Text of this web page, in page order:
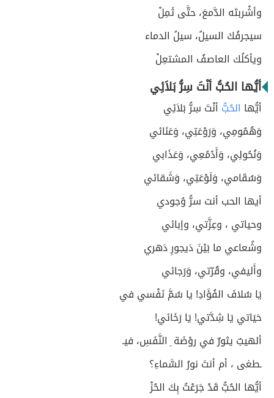
وأشْربتَه الدَّمعَ، حتَّى ثَمِلْ
سيجرفُكَ السيلُ، سيلُ الدماء
ويأكلُك العاصفُ المشتعِلْ
أيُّها الحُبُّ أنْتَ سِرُّ بَلاَئِي
أيُّها الحُبُّ أنْتَ سِرُّ بَلاَئِي
وَهُمُومِي، وَرَوْعَتِي، وَعَنَائي
وَنُحُولِي، وَأَدْمُعِي، وَعَذَابي
وَسُقَامي، وَلَوْعَتِي، وَشَقائي
أيها الحب أنت سرُّ وُجودي
وحياتي ، وعِزَّتي، وإبائي
وشُعاعي ما بَيْنَ دَيجورِ دَهري
وأَليفي، وقُرّتي، وَرَجائي
يَا سُلافَ الفُؤَادِ! يا سُمَّ نَفْسي في
حَيَاتي يَا شِدَّتي! يَا رَخَائي!
ألهيبٌ يثورٌ في روْضَة ِ النَّفَسِ، فيـ
ـ‍‍‍‍طغى ، أم أنتَ نورُ السَّماءِ؟
أيُّها الحُبُّ قَدْ جَرَعْتُ بِكَ الحُزْ